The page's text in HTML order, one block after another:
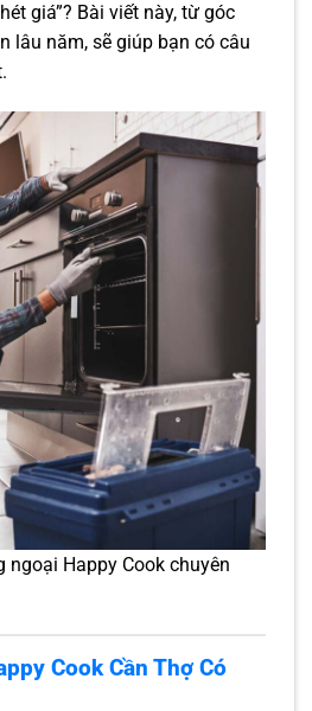
giá”? Bài viết này, từ góc
lâu năm, sẽ giúp bạn có câu
ngoại Happy Cook chuyên
Cook Cần Thợ Có